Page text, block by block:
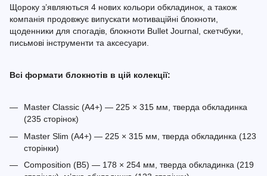
Щороку з’являються 4 нових кольори обкладинок, а також
компанія продовжує випускати мотиваційні блокноти,
щоденники для спогадів, блокноти Bullet Journal, скетчбуки,
письмові інструменти та аксесуари.
Всі формати блокнотів в цій колекції:
Master Classic (A4+) — 225 × 315 мм, тверда обкладинка
(235 сторінок)
Master Slim (A4+) — 225 × 315 мм, тверда обкладинка (123
сторінки)
Composition (B5) — 178 × 254 мм, тверда обкладинка (219